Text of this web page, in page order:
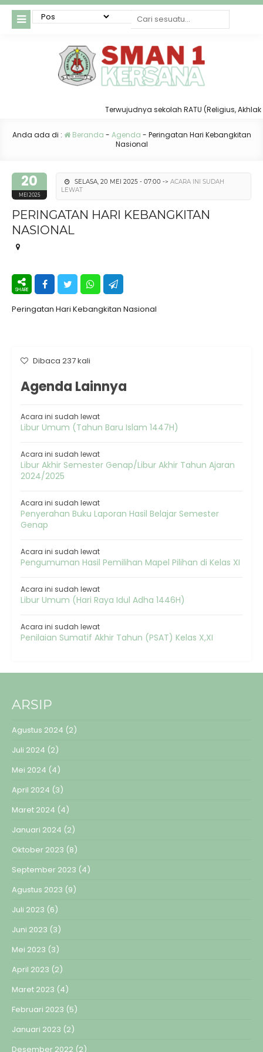
Terwujudnya sekolah RATU (Religius, Akhlak
Anda ada di : Beranda - Agenda - Peringatan Hari Kebangkitan
Nasional
20
MEI 2025
SELASA, 20 MEI 2025 - 07:00 -> ACARA INI SUDAH
LEWAT
PERINGATAN HARI KEBANGKITAN
NASIONAL
Peringatan Hari Kebangkitan Nasional
Dibaca 237 kali
Agenda Lainnya
Acara ini sudah lewat
Libur Umum (Tahun Baru Islam 1447H)
Acara ini sudah lewat
Libur Akhir Semester Genap/Libur Akhir Tahun Ajaran
2024/2025
Acara ini sudah lewat
Penyerahan Buku Laporan Hasil Belajar Semester
Genap
Acara ini sudah lewat
Pengumuman Hasil Pemilihan Mapel Pilihan di Kelas XI
Acara ini sudah lewat
Libur Umum (Hari Raya Idul Adha 1446H)
Acara ini sudah lewat
Penilaian Sumatif Akhir Tahun (PSAT) Kelas X,XI
ARSIP
Agustus 2024 (2)
Juli 2024 (2)
Mei 2024 (4)
April 2024 (3)
Maret 2024 (4)
Januari 2024 (2)
Oktober 2023 (8)
September 2023 (4)
Agustus 2023 (9)
Juli 2023 (6)
Juni 2023 (3)
Mei 2023 (3)
April 2023 (2)
Maret 2023 (4)
Februari 2023 (5)
Januari 2023 (2)
Desember 2022 (2)